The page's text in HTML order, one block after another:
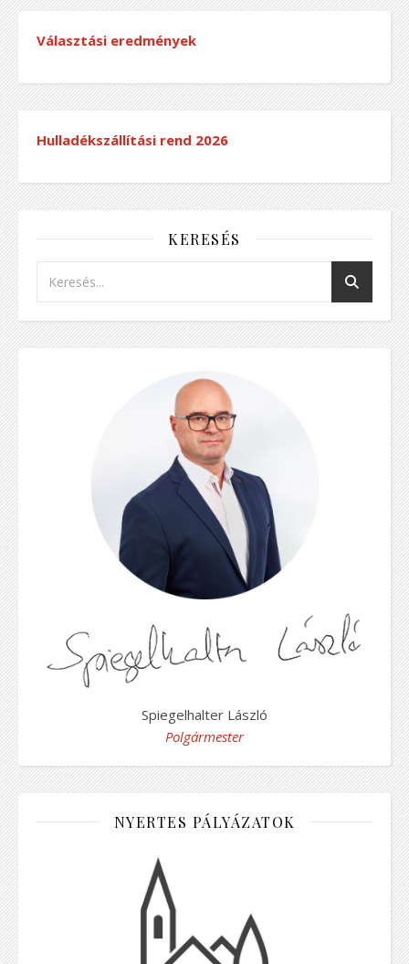
Választási eredmények
Hulladékszállítási rend 2026
KERESÉS
Spiegelhalter László
Polgármester
NYERTES PÁLYÁZATOK